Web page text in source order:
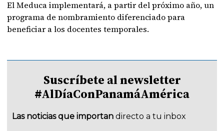
El Meduca implementará, a partir del próximo año, un
programa de nombramiento diferenciado para
beneficiar a los docentes temporales.
Suscríbete al newsletter
#AlDíaConPanamáAmérica
Las noticias que importan directo a tu inbox